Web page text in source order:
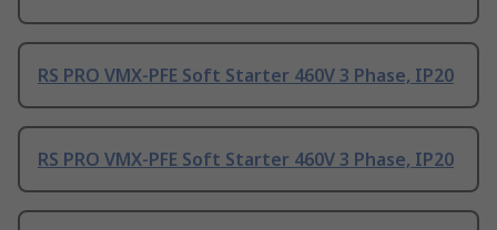
RS PRO VMX-PFE Soft Starter 460V 3 Phase, IP20
RS PRO VMX-PFE Soft Starter 460V 3 Phase, IP20